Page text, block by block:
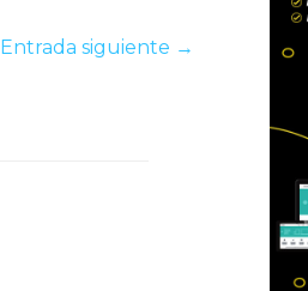
Entrada siguiente →